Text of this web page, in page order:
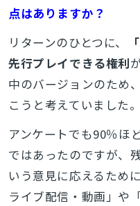
点はありますか？
リターンのひとつに、
先行プレイできる権利
中のバージョンのため
こうと考えていました。
アンケートでも90％ほ
ではあったのですが、
いう意見に応えるため
ライブ配信・動画」や